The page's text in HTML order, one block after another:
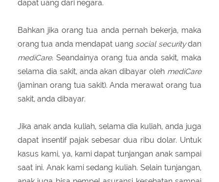
dapat uang dari negara.
Bahkan jika orang tua anda pernah bekerja, maka
orang tua anda mendapat uang social securitydan
mediCare. Seandainya orang tua anda sakit, maka
selama dia sakit, anda akan dibayar oleh mediCare
(jaminan orang tua sakit). Anda merawat orang tua
sakit, anda dibayar.
Jika anak anda kuliah, selama dia kuliah, anda juga
dapat insentif pajak sebesar dua ribu dolar. Untuk
kasus kami, ya, kami dapat tunjangan anak sampai
saat ini. Anak kami sedang kuliah. Selain tunjangan,